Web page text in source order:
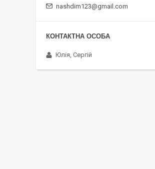
nashdim123@gmail.com
Юлія, Сергій